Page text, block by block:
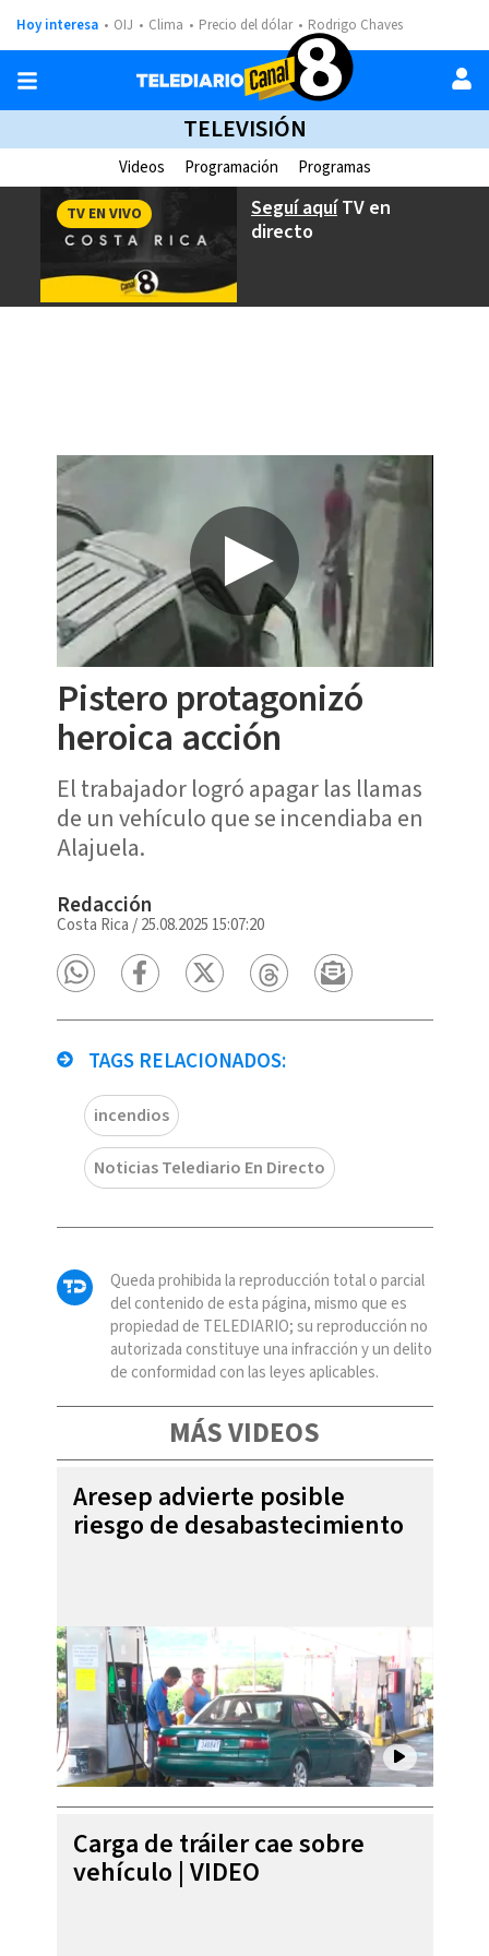
Hoy interesa OIJ Clima Precio del dólar Rodrigo Chaves
TELEVISIÓN
Videos Programación Programas
Seguí aquíTV en
directo
TV EN VIVO
Pistero protagonizó
heroica acción
El trabajador logró apagar las llamas
de un vehículo que se incendiaba en
Alajuela.
Redacción
Costa Rica /25.08.2025 15:07:20
TAGS RELACIONADOS:
incendios
Noticias Telediario En Directo
Queda prohibida la reproducción total o parcial
del contenido de esta página, mismo que es
propiedad de TELEDIARIO; su reproducción no
autorizada constituye una infracción y un delito
de conformidad con las leyes aplicables.
MÁS VIDEOS
Aresep advierte posible
riesgo de desabastecimiento
Carga de tráiler cae sobre
vehículo | VIDEO